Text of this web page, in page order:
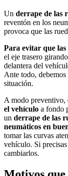
Un derrape de las
reventón en los
provoca que las
Para evitar que
el eje trasero
delantera del
Ante todo, debemos
situación.
A modo preventivo,
el vehículo a fondo
un derrape de las
neumáticos en
tomar las curvas
vehículo. Si
cambiarlos.